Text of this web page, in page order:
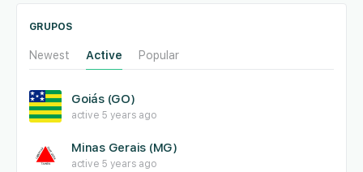
GRUPOS
Newest Active Popular
Goiás (GO)
active 5 years ago
Minas Gerais (MG)
active 5 years ago